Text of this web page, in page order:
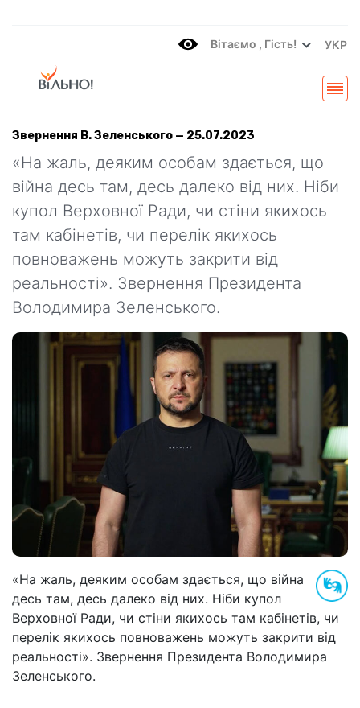
Вітаємo , Гість! УКР
Звернення В. Зеленського — 25.07.2023
«На жаль, деяким особам здається, що
війна десь там, десь далеко від них. Ніби
купол Верховної Ради, чи стіни якихось
там кабінетів, чи перелік якихось
повноважень можуть закрити від
реальності». Звернення Президента
Володимира Зеленського.
«На жаль, деяким особам здається, що війна
десь там, десь далеко від них. Ніби купол
Верховної Ради, чи стіни якихось там кабінетів, чи
перелік якихось повноважень можуть закрити від
реальності». Звернення Президента Володимира
Зеленського.